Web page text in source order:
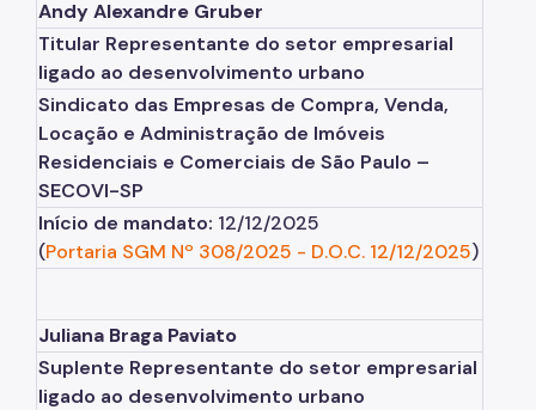
Andy Alexandre Gruber
Titular Representante do setor empresarial
ligado ao desenvolvimento urbano
Sindicato das Empresas de Compra, Venda,
Locação e Administração de Imóveis
Residenciais e Comerciais de São Paulo –
SECOVI-SP
Início de mandato: 12/12/2025
(Portaria SGM Nº 308/2025 - D.O.C. 12/12/2025)
Juliana Braga Paviato
Suplente Representante do setor empresarial
ligado ao desenvolvimento urbano